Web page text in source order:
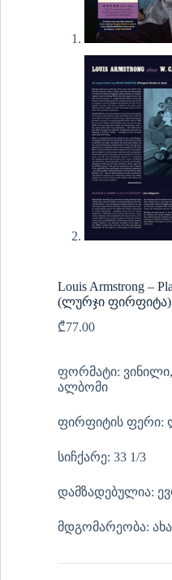
Louis Armstrong –
(ლურჯი ფირფიტა)
₾77.00
ფორმატი:
ალბომი
ფირფიტის ფერი:
სიჩქარე: 33 1/3
დამზადებულია:
მდგომარეობა: